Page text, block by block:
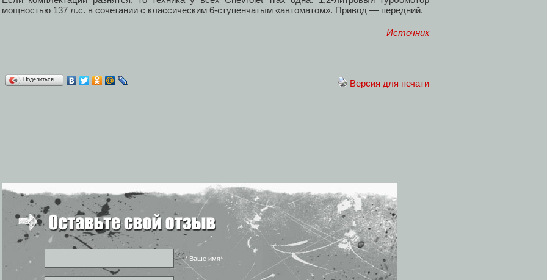
мощностью 137 л.с. в сочетании с классическим 6-ступенчатым «автоматом». Привод — передний.
Источник
Версия для печати
Поделиться…
* Ваше имя*